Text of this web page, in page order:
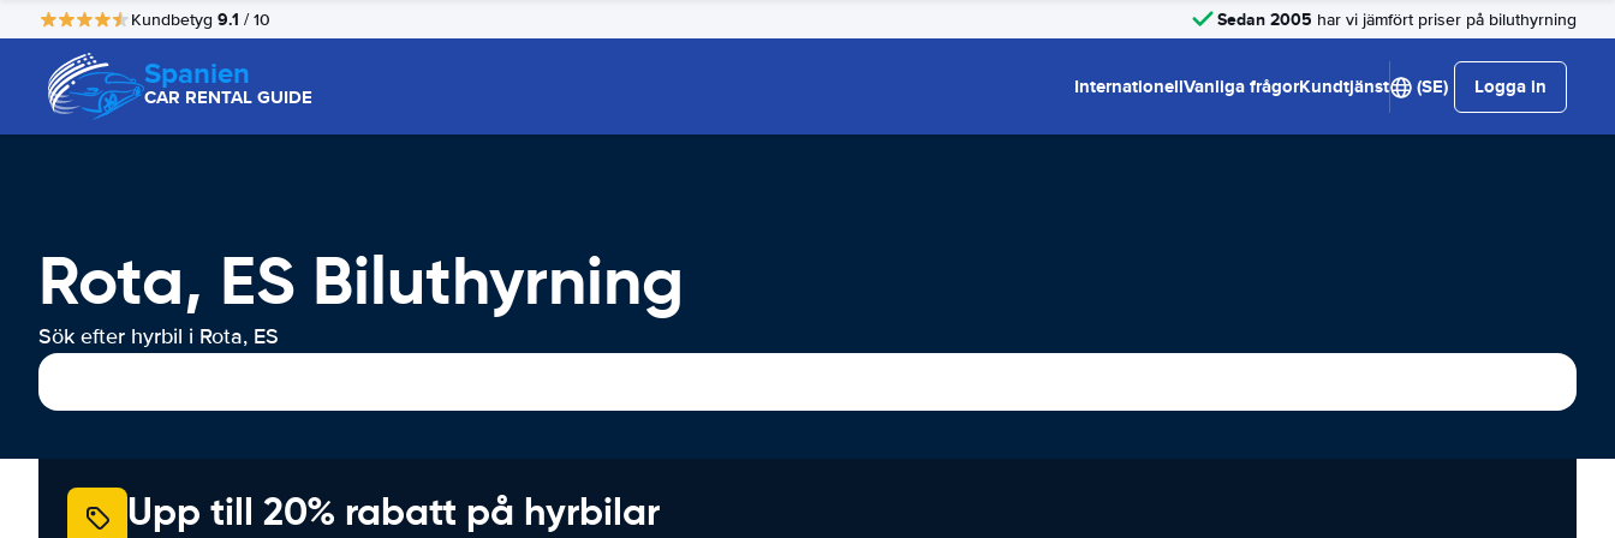
Kundbetyg 9.1 / 10 Sedan 2005 har vi jämfört priser på biluthyrning
Spanien
CAR RENTAL GUIDE InternationellVanliga frågorKundtjänst (SE) Logga in
Rota, ES Biluthyrning
Sök efter hyrbil i Rota, ES
Upp till 20% rabatt på hyrbilar